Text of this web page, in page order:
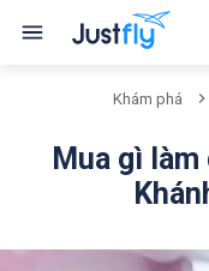
Khám phá
Mua gì